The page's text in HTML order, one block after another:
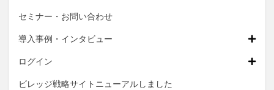
セミナー・お問い合わせ
導入事例・インタビュー
ログイン
ビレッジ戦略サイトニューアルしました